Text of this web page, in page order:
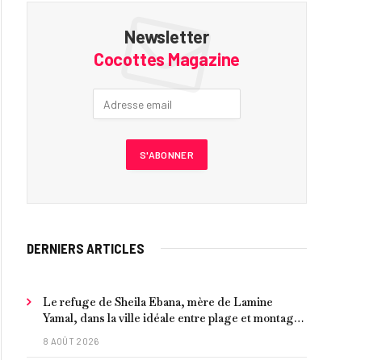
Newsletter
Cocottes Magazine
DERNIERS ARTICLES
Le refuge de Sheila Ebana, mère de Lamine
Yamal, dans la ville idéale entre plage et montagne
pour vivre tranquillement près de Barcelone
8 AOÛT 2026